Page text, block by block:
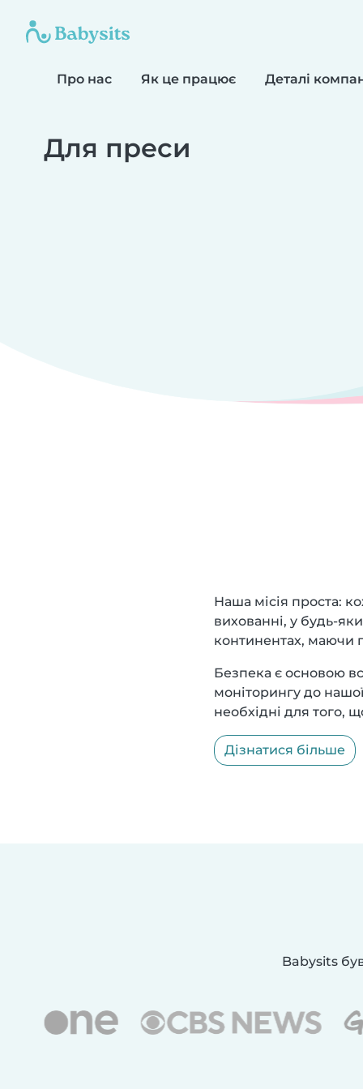
Про нас Як це працює Деталі
Для преси
Наша місія проста:
вихованні, у будь-
континентах, маючи
Безпека є основою
моніторингу до
необхідні для того,
Дізнатися більше
Babysits